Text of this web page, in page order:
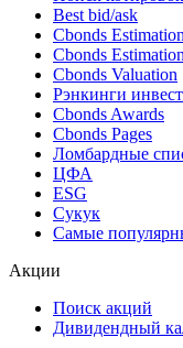
Поиск
Поиск
Ближайшие
Поиск
Best bid/ask
Cbonds Estimation
Cbonds Estimation
Cbonds Valuation
Рэнкинги
Cbonds Awards
Cbonds Pages
Ломбардные
ESG
Самые